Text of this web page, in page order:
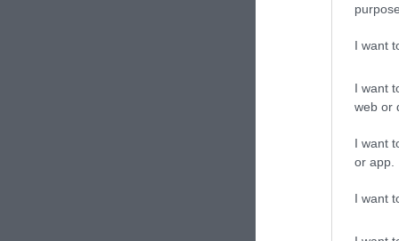
I want
I want
web or
I want
or app.
I want